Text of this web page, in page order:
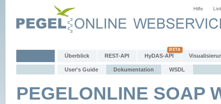
Hilfe
Überblick REST-API HyDAS-API
User's Guide Dokumentation WSDL
PEGELONLINE SOAP